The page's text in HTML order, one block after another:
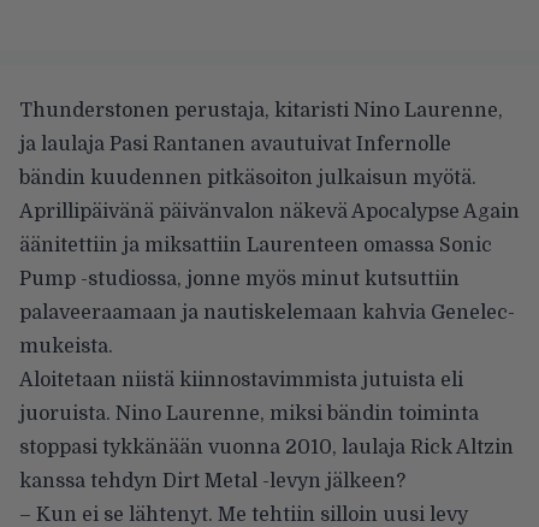
Thunderstonen perustaja, kitaristi Nino Laurenne,
ja laulaja Pasi Rantanen avautuivat Infernolle
bändin kuudennen pitkäsoiton julkaisun myötä.
Aprillipäivänä päivänvalon näkevä Apocalypse Again
äänitettiin ja miksattiin Laurenteen omassa Sonic
Pump -studiossa, jonne myös minut kutsuttiin
palaveeraamaan ja nautiskelemaan kahvia Genelec-
mukeista.
Aloitetaan niistä kiinnostavimmista jutuista eli
juoruista. Nino Laurenne, miksi bändin toiminta
stoppasi tykkänään vuonna 2010, laulaja Rick Altzin
kanssa tehdyn Dirt Metal -levyn jälkeen?
– Kun ei se lähtenyt. Me tehtiin silloin uusi levy